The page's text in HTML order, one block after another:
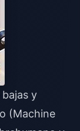
y
(Machine